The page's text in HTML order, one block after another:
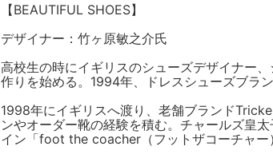
【BEAUTIFUL SHOES】
デザイナー：竹ヶ原敏之介氏
高校生の時にイギリスのシューズデザイナー
作りを始める。1994年、ドレスシューズブラ
1998年にイギリスへ渡り、老舗ブランド
ンやオーダー靴の経験を積む。チャールズ皇
イン「foot the coacher（フットザコーチャー